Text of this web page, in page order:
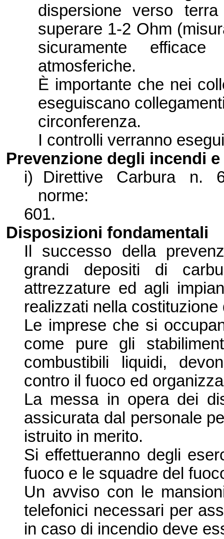
dispersione verso
superare 1-2 Ohm
sicuramente
atmosferiche.
È importante che nei
eseguiscano
circonferenza.
I controlli verranno
Prevenzione degli incendi
i)
Direttive Carbura n.
norme:
601.
Disposizioni fondamentali
Il successo della
grandi depositi di
attrezzature ed agli
realizzati nella
Le imprese che si
come pure gli
combustibili liquidi,
contro il fuoco ed
La messa in opera dei
assicurata dal personale
istruito in merito.
Si effettueranno degli
fuoco e le squadre del
Un avviso con le
telefonici necessari per
in caso di incendio deve